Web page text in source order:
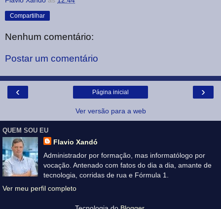
Compartilhar
Nenhum comentário:
Postar um comentário
‹ ›
Página inicial
Ver versão para a web
QUEM SOU EU
Flavio Xandó
Administrador por formação, mas informatólogo por
vocação. Antenado com fatos do dia a dia, amante de
tecnologia, corridas de rua e Fórmula 1.
Ver meu perfil completo